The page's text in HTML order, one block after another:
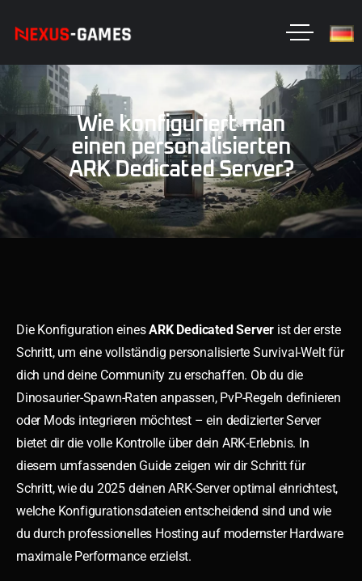
Wie konfiguriert man
einen personalisierten
ARK Dedicated Server?
Die Konfiguration einesARK Dedicated Server ist der erste
Schritt, um eine vollständig personalisierte Survival-Welt für
dich und deine Community zu erschaffen. Ob du die
Dinosaurier-Spawn-Raten anpassen, PvP-Regeln definieren
oder Mods integrieren möchtest – ein dedizierter Server
bietet dir die volle Kontrolle über dein ARK-Erlebnis. In
diesem umfassenden Guide zeigen wir dir Schritt für
Schritt, wie du 2025 deinen ARK-Server optimal einrichtest,
welche Konfigurationsdateien entscheidend sind und wie
du durch professionelles Hosting auf modernster Hardware
maximale Performance erzielst.